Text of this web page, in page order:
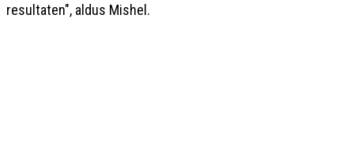
resultaten", aldus Mishel.